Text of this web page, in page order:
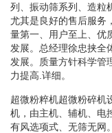
列、振动筛系列、造粒
尤其是良好的售后服务
量第一、用户至上、优
发展。总经理徐忠挟全
发展。质量方针科学管
力提高.详细。
超微粉粹机超微粉碎机
机，由主机、辅机、电
有风选项式、无筛无网